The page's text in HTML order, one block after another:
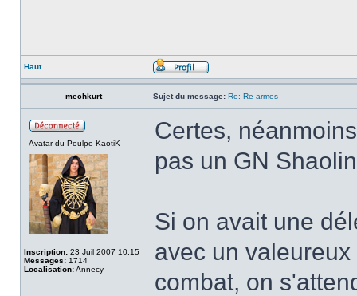
Haut
mechkurt Sujet du message: Re: Re armes
Avatar du Poulpe KaotiK
Inscription: 23 Juil 2007 10:15
Messages: 1714
Localisation:Annecy
Certes,
pas un GN
Si on avait une
avec un
combat, on